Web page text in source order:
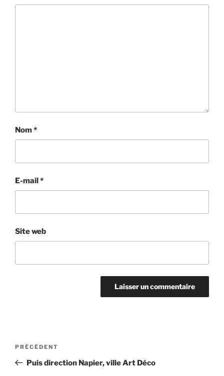
Nom*
E-mail*
Site web
Navigation
l’article
Article
précédent
PRÉCÉDENT
Puis direction Napier, ville Art Déco